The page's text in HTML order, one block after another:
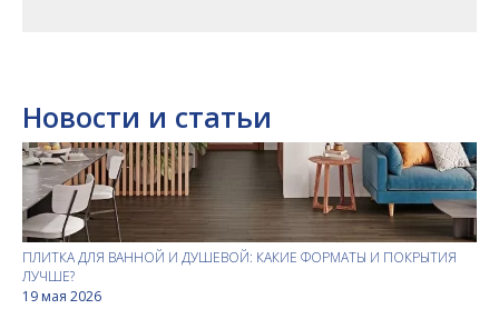
Новости и статьи
ПЛИТКА ДЛЯ ВАННОЙ И ДУШЕВОЙ: КАКИЕ ФОРМАТЫ И ПОКРЫТИЯ
ЛУЧШЕ?
19 мая 2026